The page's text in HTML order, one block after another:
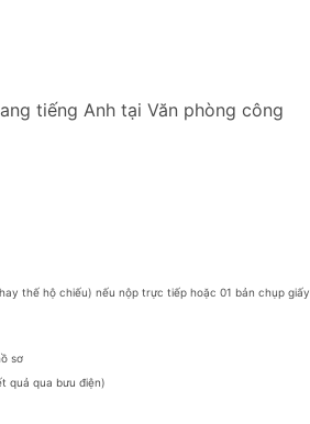
tiếng Anh tại Văn phòng công
thế hộ chiếu) nếu nộp trực tiếp hoặc 01 bản chụp giấy
sơ
quả qua bưu điện)